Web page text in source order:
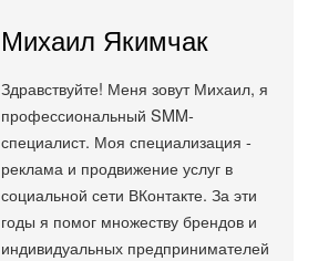
Михаил Якимчак
Здравствуйте! Меня зовут Михаил, я
профессиональный SMM-
специалист. Моя специализация -
реклама и продвижение услуг в
социальной сети ВКонтакте. За эти
годы я помог множеству брендов и
индивидуальных предпринимателей